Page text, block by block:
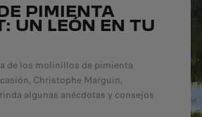
PIMIENTA
UN LEÓN EN TU
de los molinillos de pimienta
Christophe Marguin,
algunas anécdotas y consejos